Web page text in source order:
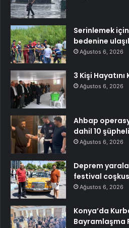
Serinlemek
bedenine
Ağustos 6, 2026
3 Kişi
Ağustos 6, 2026
Ahbap
dahil 10
Ağustos 6, 2026
Deprem
festival
Ağustos 6, 2026
Konya’da
Bayramlaşma